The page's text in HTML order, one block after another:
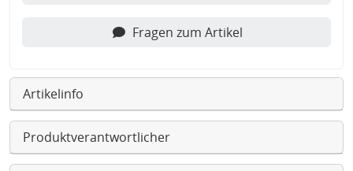
Fragen zum Artikel
Artikelinfo
Produktverantwortlicher